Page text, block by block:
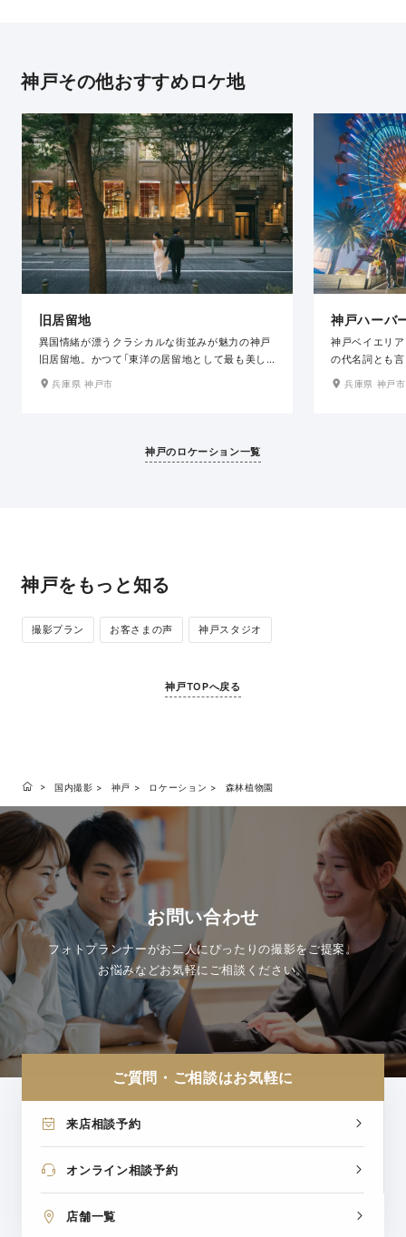
神戸その他おすすめロケ地
旧居留地
異国情緒が漂うクラシカルな街並みが魅力の神戸
旧居留地。かつて「東洋の居留地として最も美し
い街」とも評された風格を今も感じることができ
違った表情を見せてくれます。
兵庫県 神戸市
神戸ハーバ
神戸ベイエリ
の代名詞とも
ロケ地です。
兵庫県 神戸市
神戸のロケーション一覧
神戸をもっと知る
撮影プラン お客さまの声 神戸スタジオ
神戸TOPへ戻る
国内撮影 神戸 ロケーション 森林植物園
お問い合わせ
フォトプランナーがお二人にぴったりの撮影をご提案。
お悩みなどお気軽にご相談ください。
ご質問・ご相談はお気軽に
来店相談予約
オンライン相談予約
店舗一覧